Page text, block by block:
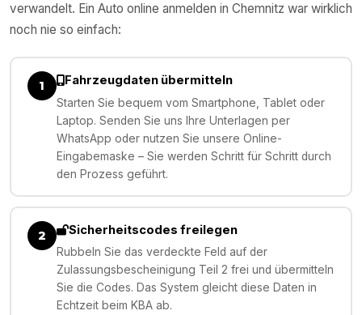
verwandelt. Ein Auto online anmelden in Chemnitz war wirklich
noch nie so einfach:
1 Fahrzeugdaten übermitteln
Starten Sie bequem vom Smartphone, Tablet oder
Laptop. Senden Sie uns Ihre Unterlagen per
WhatsApp oder nutzen Sie unsere Online-
Eingabemaske – Sie werden Schritt für Schritt durch
den Prozess geführt.
2 Sicherheitscodes freilegen
Rubbeln Sie das verdeckte Feld auf der
Zulassungsbescheinigung Teil 2 frei und übermitteln
Sie die Codes. Das System gleicht diese Daten in
Echtzeit beim KBA ab.